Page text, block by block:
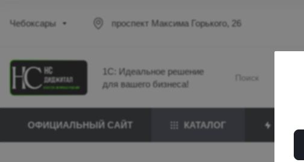
Чебоксары проспект Максима Горького, 26
1С: Идеальное решение
для вашего бизнеса!
ОФИЦИАЛЬНЫЙ САЙТ КАТАЛОГ